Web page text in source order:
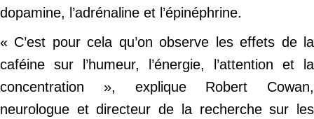
dopamine, l’adrénaline et l’épinéphrine.
« C’est pour cela qu’on observe les effets de la
caféine sur l’humeur, l’énergie, l’attention et la
concentration », explique Robert Cowan,
neurologue et directeur de la recherche sur les